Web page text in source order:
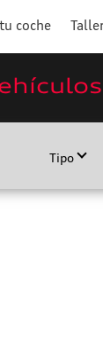
coche
Tipo